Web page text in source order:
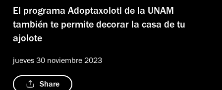
El programa Adoptaxolotl de la UNAM
también te permite decorar la casa de tu
ajolote
jueves 30 noviembre 2023
Share